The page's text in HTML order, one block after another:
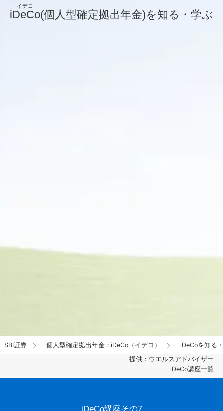
iDeCo(個人型確定拠出年金)を知る・学ぶ
SBI証券 個人型確定拠出年金：iDeCo（イデコ）
iDeCoを知る
提供：ウエルスアドバイザー
iDeCo講座一覧
iDeCo講座その7